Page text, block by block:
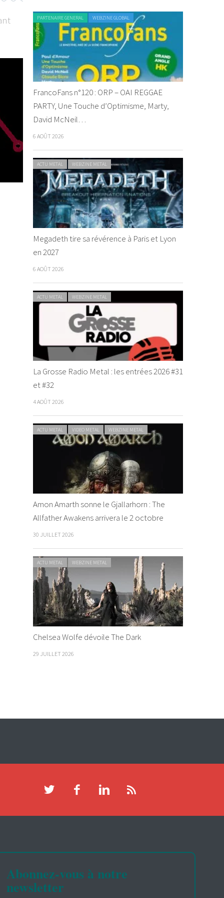
PARTENAIRE GENERAL WEBZINE GLOBAL
FrancoFans n°120 : ORP – OAI REGGAE
PARTY, Une Touche d’Optimisme, Marty,
David McNeil…
6 AOÛT 2026
ACTU METAL WEBZINE METAL
Megadeth tire sa révérence à Paris et Lyon
en 2027
6 AOÛT 2026
ACTU METAL WEBZINE METAL
La Grosse Radio Metal : les entrées 2026 #31
et #32
4 AOÛT 2026
ACTU METAL VIDEO METAL WEBZINE METAL
Amon Amarth sonne le Gjallarhorn : The
Allfather Awakens arrivera le 2 octobre
30 JUILLET 2026
ACTU METAL WEBZINE METAL
Chelsea Wolfe dévoile The Dark
29 JUILLET 2026
Abonnez-vous à notre
newsletter